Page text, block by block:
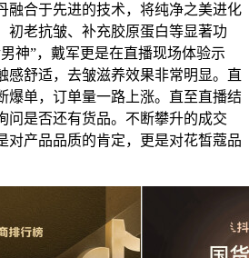
融合于先进的技术，将纯净之美进化
初老抗皱、补充胶原蛋白等显著功
神”，戴军更是在直播现场体验示
感舒适，去皱滋养效果非常明显。直
爆单，订单量一路上涨。直至直播结
问是否还有货品。不断攀升的成交
对产品品质的肯定，更是对花皙蔻品